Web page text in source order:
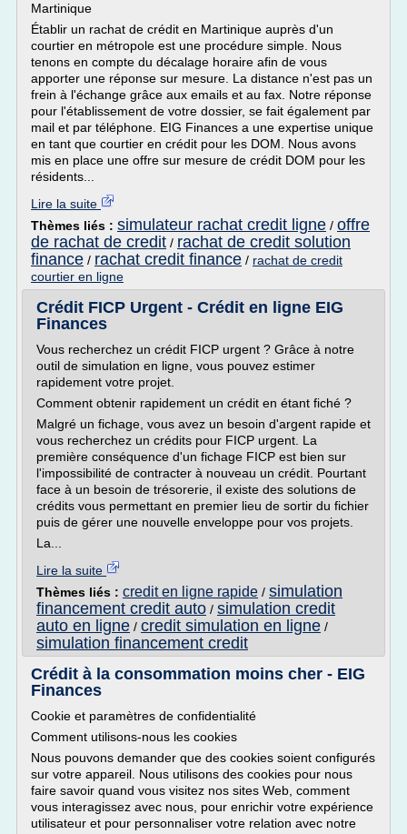
Martinique
Établir un rachat de crédit en Martinique auprès d'un
courtier en métropole est une procédure simple. Nous
tenons en compte du décalage horaire afin de vous
apporter une réponse sur mesure. La distance n'est pas un
frein à l'échange grâce aux emails et au fax. Notre réponse
pour l'établissement de votre dossier, se fait également par
mail et par téléphone. EIG Finances a une expertise unique
en tant que courtier en crédit pour les DOM. Nous avons
mis en place une offre sur mesure de crédit DOM pour les
résidents...
Lire la suite
Thèmes liés : simulateur rachat credit ligne / offre
de rachat de credit / rachat de credit solution
finance / rachat credit finance / rachat de credit
courtier en ligne
Crédit FICP Urgent - Crédit en ligne EIG
Finances
Vous recherchez un crédit FICP urgent ? Grâce à notre
outil de simulation en ligne, vous pouvez estimer
rapidement votre projet.
Comment obtenir rapidement un crédit en étant fiché ?
Malgré un fichage, vous avez un besoin d'argent rapide et
vous recherchez un crédits pour FICP urgent. La
première conséquence d'un fichage FICP est bien sur
l'impossibilité de contracter à nouveau un crédit. Pourtant
face à un besoin de trésorerie, il existe des solutions de
crédits vous permettant en premier lieu de sortir du fichier
puis de gérer une nouvelle enveloppe pour vos projets.
La...
Lire la suite
Thèmes liés : credit en ligne rapide / simulation
financement credit auto / simulation credit
auto en ligne / credit simulation en ligne /
simulation financement credit
Crédit à la consommation moins cher - EIG
Finances
Cookie et paramètres de confidentialité
Comment utilisons-nous les cookies
Nous pouvons demander que des cookies soient configurés
sur votre appareil. Nous utilisons des cookies pour nous
faire savoir quand vous visitez nos sites Web, comment
vous interagissez avec nous, pour enrichir votre expérience
utilisateur et pour personnaliser votre relation avec notre